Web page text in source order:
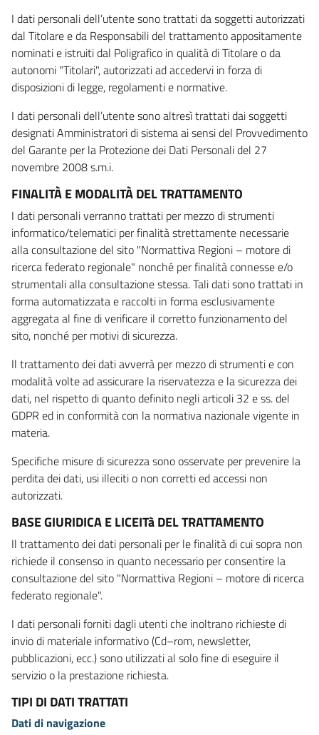
I dati personali dell’utente sono trattati da soggetti autorizzati
dal Titolare e da Responsabili del trattamento appositamente
nominati e istruiti dal Poligrafico in qualità di Titolare o da
autonomi "Titolari", autorizzati ad accedervi in forza di
disposizioni di legge, regolamenti e normative.
I dati personali dell’utente sono altresì trattati dai soggetti
designati Amministratori di sistema ai sensi del Provvedimento
del Garante per la Protezione dei Dati Personali del 27
novembre 2008 s.m.i.
FINALITÀ E MODALITÀ DEL TRATTAMENTO
I dati personali verranno trattati per mezzo di strumenti
informatico/telematici per finalità strettamente necessarie
alla consultazione del sito "Normattiva Regioni – motore di
ricerca federato regionale" nonché per finalità connesse e/o
strumentali alla consultazione stessa. Tali dati sono trattati in
forma automatizzata e raccolti in forma esclusivamente
aggregata al fine di verificare il corretto funzionamento del
sito, nonché per motivi di sicurezza.
Il trattamento dei dati avverrà per mezzo di strumenti e con
modalità volte ad assicurare la riservatezza e la sicurezza dei
dati, nel rispetto di quanto definito negli articoli 32 e ss. del
GDPR ed in conformità con la normativa nazionale vigente in
materia.
Specifiche misure di sicurezza sono osservate per prevenire la
perdita dei dati, usi illeciti o non corretti ed accessi non
autorizzati.
BASE GIURIDICA E LICEITà DEL TRATTAMENTO
Il trattamento dei dati personali per le finalità di cui sopra non
richiede il consenso in quanto necessario per consentire la
consultazione del sito "Normattiva Regioni – motore di ricerca
federato regionale".
I dati personali forniti dagli utenti che inoltrano richieste di
invio di materiale informativo (Cd–rom, newsletter,
pubblicazioni, ecc.) sono utilizzati al solo fine di eseguire il
servizio o la prestazione richiesta.
TIPI DI DATI TRATTATI
Dati di navigazione